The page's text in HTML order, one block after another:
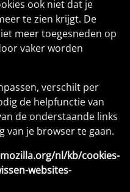
ook niet dat je
te zien krijgt. De
meer toegesneden op
vaker worden
verschilt per
de helpfunctie van
de onderstaande links
van je browser te gaan.
nl/kb/cookies-
websites-